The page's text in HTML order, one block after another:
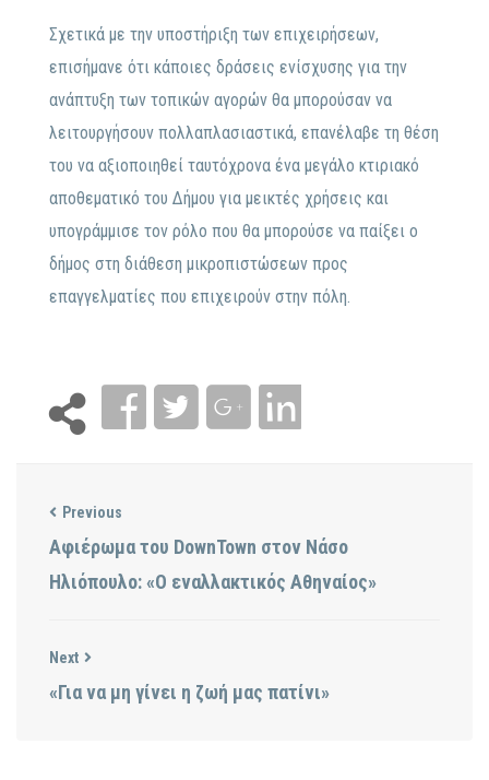
Σχετικά με την υποστήριξη των επιχειρήσεων,
επισήμανε ότι κάποιες δράσεις ενίσχυσης για την
ανάπτυξη των τοπικών αγορών θα μπορούσαν να
λειτουργήσουν πολλαπλασιαστικά, επανέλαβε τη θέση
του να αξιοποιηθεί ταυτόχρονα ένα μεγάλο κτιριακό
αποθεματικό του Δήμου για μεικτές χρήσεις και
υπογράμμισε τον ρόλο που θα μπορούσε να παίξει ο
δήμος στη διάθεση μικροπιστώσεων προς
επαγγελματίες που επιχειρούν στην πόλη.
Previous
Αφιέρωμα του DownTown στον Νάσο
Ηλιόπουλο: «Ο εναλλακτικός Αθηναίος»
Next
«Για να μη γίνει η ζωή μας πατίνι»